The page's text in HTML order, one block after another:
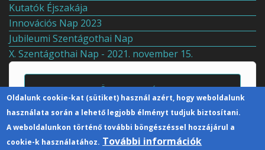
Kutatók Éjszakája
Innovációs Nap 2023
Jubileumi Szentágothai Nap
X. Szentágothai Nap - 2021. november 15.
Összes esemény
Oldalunk cookie-kat (sütiket) használ azért, hogy weboldalunk
használata során a lehető legjobb élményt tudjuk biztosítani.
A weboldalunkon történő további böngészéssel hozzájárul a
cookie-k használatához. További információk